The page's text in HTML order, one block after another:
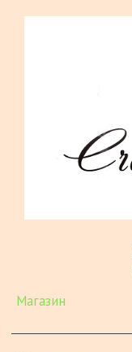
Магазин